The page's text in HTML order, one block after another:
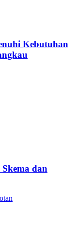
Kebutuhan
dan